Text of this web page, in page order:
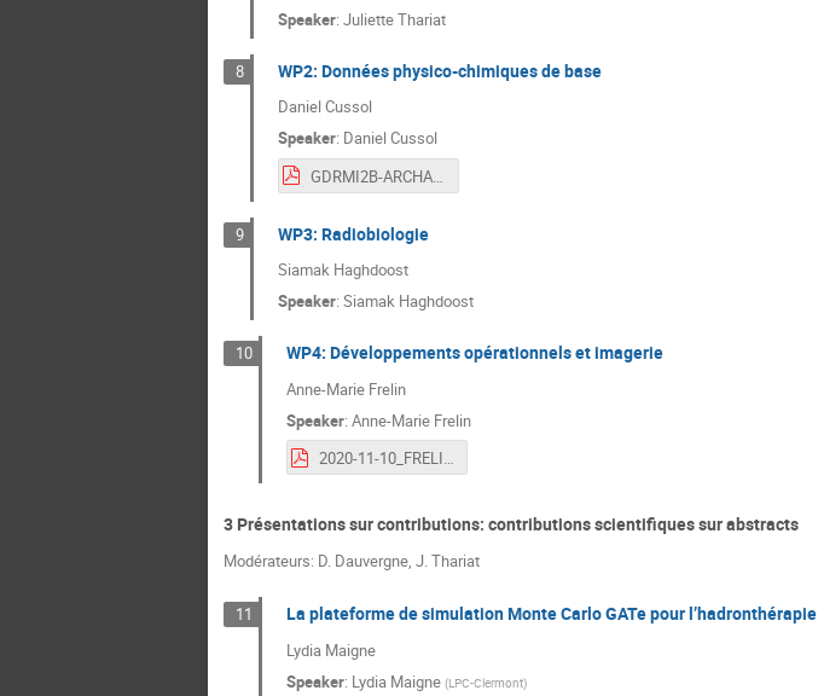
Speaker: Juliette Thariat
8 WP2: Données physico-chimiques de base
Daniel Cussol
Speaker: Daniel Cussol
GDRMI2B-ARCHADE-WP2.pdf
9 WP3: Radiobiologie
Siamak Haghdoost
Speaker: Siamak Haghdoost
10 WP4: Développements opérationnels et imagerie
Anne-Marie Frelin
Speaker: Anne-Marie Frelin
2020-11-10_FRELIN_WP4.pdf
3 Présentations sur contributions: contributions scientifiques sur abstracts
Modérateurs: D. Dauvergne, J. Thariat
11 La plateforme de simulation Monte Carlo GATe pour l’hadronthérapie
Lydia Maigne
Speaker: Lydia Maigne (LPC-Clermont)